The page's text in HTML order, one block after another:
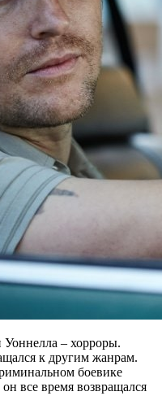
– хорроры.
к другим жанрам.
боевике
все время возвращался